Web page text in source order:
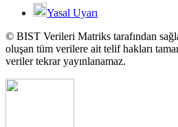
Yasal Uyarı
© BIST Verileri Matriks tarafından
oluşan tüm verilere ait telif hakları
veriler tekrar yayınlanamaz.